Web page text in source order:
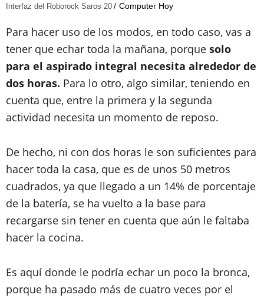
Interfaz del Roborock Saros 20 Computer Hoy
Para hacer uso de los modos, en todo caso, vas a
tener que echar toda la mañana, porque solo
para el aspirado integral necesita alrededor de
dos horas. Para lo otro, algo similar, teniendo en
cuenta que, entre la primera y la segunda
actividad necesita un momento de reposo.
De hecho, ni con dos horas le son suficientes para
hacer toda la casa, que es de unos 50 metros
cuadrados, ya que llegado a un 14% de porcentaje
de la batería, se ha vuelto a la base para
recargarse sin tener en cuenta que aún le faltaba
hacer la cocina.
Es aquí donde le podría echar un poco la bronca,
porque ha pasado más de cuatro veces por el